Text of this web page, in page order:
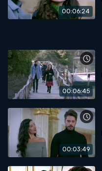
00:06:24
00:06:45
00:03:49